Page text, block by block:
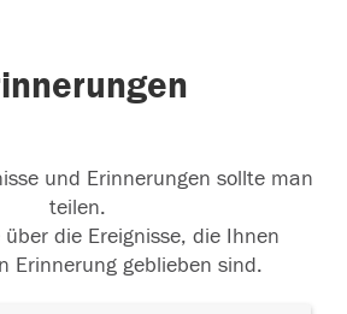
und Erinnerungen sollte man
teilen.
über die Ereignisse, die Ihnen
Erinnerung geblieben sind.